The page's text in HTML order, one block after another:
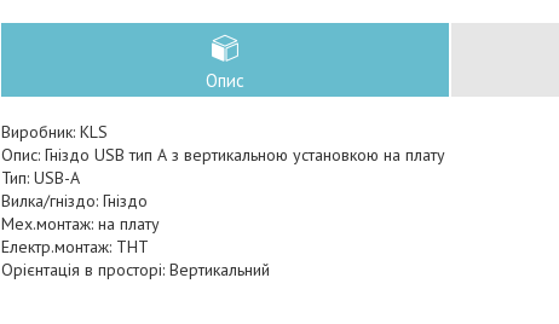
Опис
Виробник: KLS
Опис: Гніздо USB тип А з вертикальною установкою на плату
Тип: USB-A
Вилка/гніздо: Гніздо
Мех.монтаж: на плату
Електр.монтаж: THT
Орієнтація в просторі: Вертикальний